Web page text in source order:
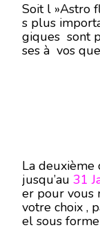
Soit l »Astro
s plus
giques sont
ses à vos
La
jusqu’au 31
er pour vous
votre choix ,
el sous